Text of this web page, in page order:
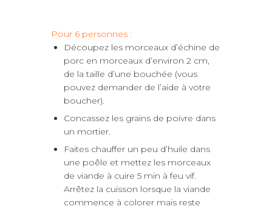
Pour 6 personnes :
Découpez les morceaux d’échine de
porc en morceaux d’environ 2 cm,
de la taille d’une bouchée (vous
pouvez demander de l’aide à votre
boucher).
Concassez les grains de poivre dans
un mortier.
Faites chauffer un peu d’huile dans
une poêle et mettez les morceaux
de viande à cuire 5 min à feu vif.
Arrêtez la cuisson lorsque la viande
commence à colorer mais reste